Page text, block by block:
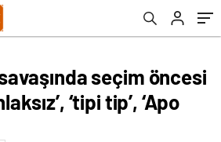
seçim öncesi
‘tipi tip’, ‘Apo